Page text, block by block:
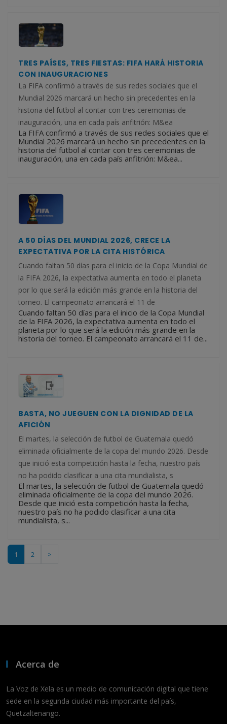
TRES PAÍSES, TRES FIESTAS: FIFA HARÁ HISTORIA
CON INAUGURACIONES
La FIFA confirmó a través de sus redes sociales que el
Mundial 2026 marcará un hecho sin precedentes en la
historia del futbol al contar con tres ceremonias de
inauguración, una en cada país anfitrión: M&ea
La FIFA confirmó a través de sus redes sociales que el
Mundial 2026 marcará un hecho sin precedentes en la
historia del futbol al contar con tres ceremonias de
inauguración, una en cada país anfitrión: M&ea...
A 50 DÍAS DEL MUNDIAL 2026, CRECE LA
EXPECTATIVA POR LA CITA HISTÓRICA
Cuando faltan 50 días para el inicio de la Copa Mundial de
la FIFA 2026, la expectativa aumenta en todo el planeta
por lo que será la edición más grande en la historia del
torneo. El campeonato arrancará el 11 de
Cuando faltan 50 días para el inicio de la Copa Mundial
de la FIFA 2026, la expectativa aumenta en todo el
planeta por lo que será la edición más grande en la
historia del torneo. El campeonato arrancará el 11 de...
BASTA, NO JUEGUEN CON LA DIGNIDAD DE LA
AFICIÓN
El martes, la selección de futbol de Guatemala quedó
eliminada oficialmente de la copa del mundo 2026. Desde
que inició esta competición hasta la fecha, nuestro país
no ha podido clasificar a una cita mundialista, s
El martes, la selección de futbol de Guatemala quedó
eliminada oficialmente de la copa del mundo 2026.
Desde que inició esta competición hasta la fecha,
nuestro país no ha podido clasificar a una cita
mundialista, s...
1 2 >
Acerca de
La Voz de Xela es un medio de comunicación digital que tiene
sede en la segunda ciudad más importante del país,
Quetzaltenango.